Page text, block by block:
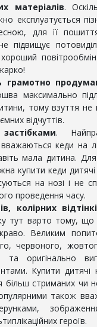
матеріалів.
експлуатується
для її пошиття
підвищує
максимально
тому взуття не
відчуттів.
.
кеди на
мала дитина.
купити кеди дитячі
на нозі і не
проведення часу.
колірних
тут варто тому,
Великим
червоного,
оригінально
Купити дитячі
більш стриманих чи
також
героїв.